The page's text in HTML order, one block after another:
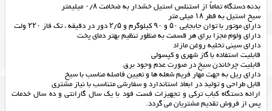
بدنه دستگاه تماماً از استنلس استیل خشدار به ضخامت ۰/۸ میلیمتر
سیخ استیل به قطر ۱۸ میلی متر
دارای موتور با توان جابجایی ۵۰ و ۹۰ کیلوگرم و ۲/۵ دور در دقیقه ، تک فاز ۲۲۰ ولت
دارای ولوم مجزا برای هر قسمت به منظور تنظیم بهتر دمای پخت
دارای سینی تخلیه روغن مازاد
قابلیت استفاده با گاز شهری و کپسولی
قابلیت چرخاندن سیخ در صورت عدم وجود برق
دارای ریل به جهت مهار فریم شعله ها و تعیین فاصله مناسب با سیخ
قابل طراحی و تولید در ابعاد استاندارد و سفارشی متناسب با نیاز مشتری
ارائهدستگاه کباب ترکیوتجهیزات فست فود با یک سال گارانتی و ده سال خدمات
پس از فروش تقدیم مشتریان می گردد.